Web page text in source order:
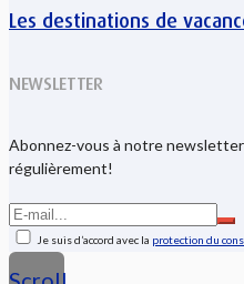
Les destinations de
NEWSLETTER
Abonnez-vous à notre
régulièrement!
Je suis d’accord avec la protection du